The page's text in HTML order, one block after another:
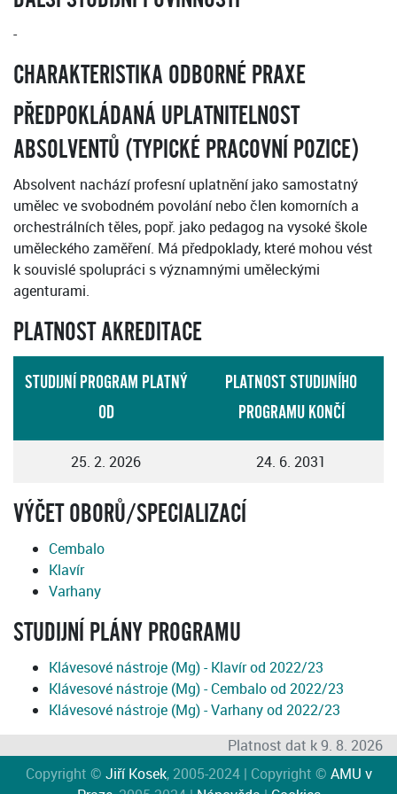
-
CHARAKTERISTIKA ODBORNÉ PRAXE
PŘEDPOKLÁDANÁ UPLATNITELNOST
ABSOLVENTŮ (TYPICKÉ PRACOVNÍ POZICE)
Absolvent nachází profesní uplatnění jako samostatný
umělec ve svobodném povolání nebo člen komorních a
orchestrálních těles, popř. jako pedagog na vysoké škole
uměleckého zaměření. Má předpoklady, které mohou vést
k souvislé spolupráci s významnými uměleckými
agenturami.
PLATNOST AKREDITACE
STUDIJNÍ PROGRAM PLATNÝ
OD
PLATNOST STUDIJNÍHO
PROGRAMU KONČÍ
25. 2. 2026 24. 6. 2031
VÝČET OBORŮ/SPECIALIZACÍ
Cembalo
Klavír
Varhany
STUDIJNÍ PLÁNY PROGRAMU
Klávesové nástroje (Mg) - Klavír od 2022/23
Klávesové nástroje (Mg) - Cembalo od 2022/23
Klávesové nástroje (Mg) - Varhany od 2022/23
Platnost dat k 9. 8. 2026
Copyright © Jiří Kosek, 2005-2024 | Copyright © AMU v